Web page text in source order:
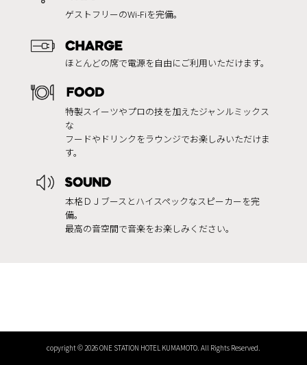
ゲストフリーのWi-Fiを完備。
ほとんどの席で電源を自由にご利用いただけます。
特製スイーツやプロの技を加えたジャンルミックス
な
フードやドリンクをラウンジでお楽しみいただけま
す。
本格ＤＪブースとハイスペックなスピーカーを完
備。
最高の音空間で音楽をお楽しみください。
copyright © 2026 ONE STATION HOTEL KUMAMOTO. All Rights Reserved.